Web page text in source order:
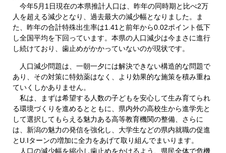
今年5月1日現在の本県推計人口は、昨年の同時期と比べ2万
人を超える減少となり、過去最大の減少幅となりました。ま
た、昨年の合計特殊出生率は1.41と前年から0.02ポイント低下
し全国平均を下回っています。本県の人口減少は今まさに進行
し続けており、歯止めがかかっていないのが現状です。
人口減少問題は、一朝一夕には解決できない構造的な問題で
あり、その対策に特効薬はなく、より効果的な施策を積み重ね
ていくしかありません。
私は、まずは希望する人数の子どもを安心して生み育てられ
る環境づくりを進めるとともに、県内外の高校生から進学先と
して選択してもらえる魅力ある高等教育機関の整備、さらに
は、新潟の魅力の発信を強化し、大学生などの県内就職の促進
とU.Iターンの増加に全力をあげて取り組んでまいります。
人口の減少幅を縮小し歯止めをかけるよう、県民全体で危機